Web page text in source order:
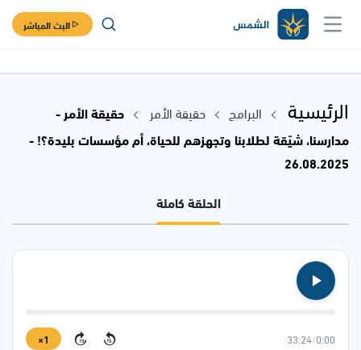
البث المباشر
الرئيسية البرامج حقيقة الأمر
حقيقة الأمر -
مدارسنا، شيّقة لطلابنا وتجهزهم للحياة، أم مؤسسات بليدة؟! -
26.08.2025
الحلقة كاملة
0:00
/
33:24
15
15
1×